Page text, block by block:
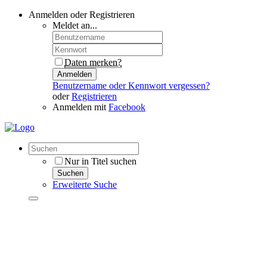
Anmelden oder Registrieren
Meldet an...
Daten merken?
Anmelden
Benutzername oder Kennwort vergessen?
oderRegistrieren
Anmelden mit Facebook
Nur in Titel suchen
Suchen
Erweiterte Suche